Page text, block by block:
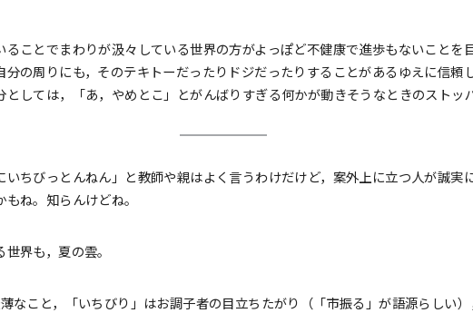
ことでまわりが汲々している世界の方がよっぽど不健康で進歩もないことを
の周りにも，そのテキトーだったりドジだったりすることがあるゆえに信頼
しては，「あ，やめとこ」とがんばりすぎる何かが動きそうなときのストッ
ちびっとんねん」と教師や親はよく言うわけだけど，案外上に立つ人が誠実
ね。知らんけどね。
界も，夏の雲。
なこと，「いちびり」はお調子者の目立ちたがり（「市振る」が語源らしい